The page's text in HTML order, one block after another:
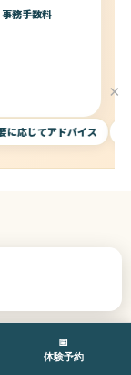
務手数料
バイス 都度払い
を選べ
0円
×
📅
体験予約